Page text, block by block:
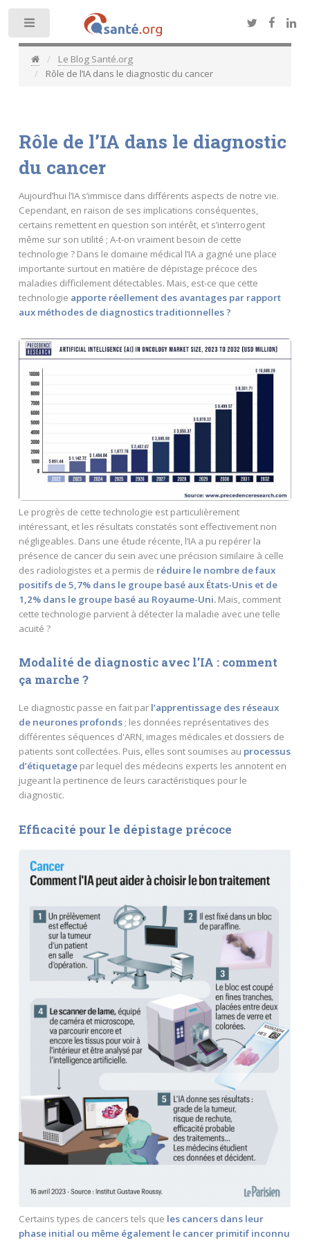
Le Blog Santé.org
Rôle de l’IA dans le diagnostic du cancer
Rôle de l’IA dans le diagnostic
du cancer
Aujourd’hui l’IA s’immisce dans différents aspects de notre vie.
Cependant, en raison de ses implications conséquentes,
certains remettent en question son intérêt, et s’interrogent
même sur son utilité ; A-t-on vraiment besoin de cette
technologie ? Dans le domaine médical l’IA a gagné une place
importante surtout en matière de dépistage précoce des
maladies difficilement détectables. Mais, est-ce que cette
technologie apporte réellement des avantages par rapport
aux méthodes de diagnostics traditionnelles ?
Le progrès de cette technologie est particulièrement
intéressant, et les résultats constatés sont effectivement non
négligeables. Dans une étude récente, l’IA a pu repérer la
présence de cancer du sein avec une précision similaire à celle
des radiologistes et a permis de réduire le nombre de faux
positifs de 5,7% dans le groupe basé aux États-Unis et de
1,2% dans le groupe basé au Royaume-Uni.Mais, comment
cette technologie parvient à détecter la maladie avec une telle
acuité ?
Modalité de diagnostic avec l’IA : comment
ça marche ?
Le diagnostic passe en fait par l’apprentissage des réseaux
de neurones profonds; les données représentatives des
différentes séquences d'ARN, images médicales et dossiers de
patients sont collectées. Puis, elles sont soumises au processus
d’étiquetagepar lequel des médecins experts les annotent en
jugeant la pertinence de leurs caractéristiques pour le
diagnostic.
Efficacité pour le dépistage précoce
Certains types de cancers tels que les cancers dans leur
phase initial ou même également le cancer primitif inconnu
Toggle